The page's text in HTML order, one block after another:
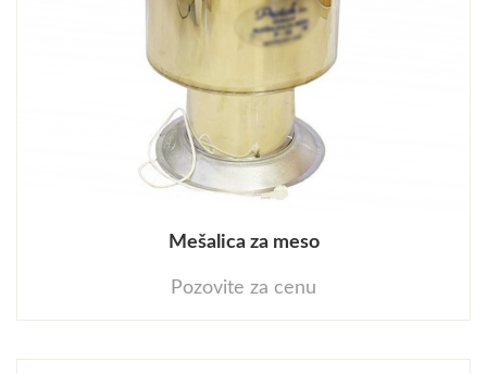
Mešalica za meso
Pozovite za cenu